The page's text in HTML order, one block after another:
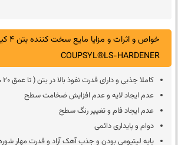
خواص و
COUPSYL®LS-HARDENER
کاملا جذبی و دارای قدرت نفوذ بالا در بتن ( تا عمق 20 میلی‌متر)
عدم ایجاد لایه و عدم افزایش ضخامت سطح
عدم ایجاد فام و تغییر رنگ سطح
دوام و پایداری دائمی
پایه لیتیومی بودن و جذب آهک آزاد و قدرت مهار